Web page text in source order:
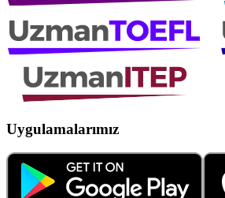
Uygulamalarımız